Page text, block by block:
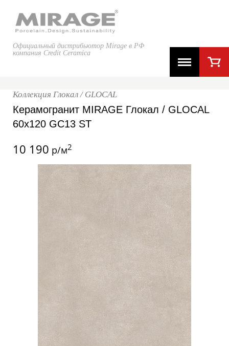
Официальный дистрибьютор Mirage в РФ
компания Credit Ceramica
Коллекция Глокал / GLOCAL
Керамогранит MIRAGE Глокал / GLOCAL
60x120 GC13 ST
10 190 р/м2